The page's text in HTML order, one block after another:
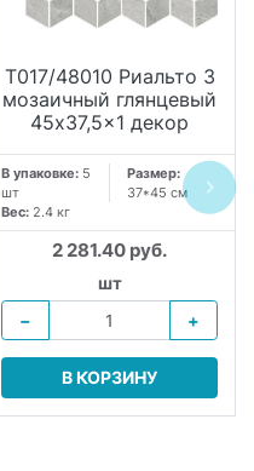
T017/48010 Риальто 3
мозаичный глянцевый
45x37,5x1 декор
В упаковке: 5
шт
Размер:
37*45 см
Вес: 2.4 кг
2 281.40 руб.
шт
−
+
В КОРЗИНУ